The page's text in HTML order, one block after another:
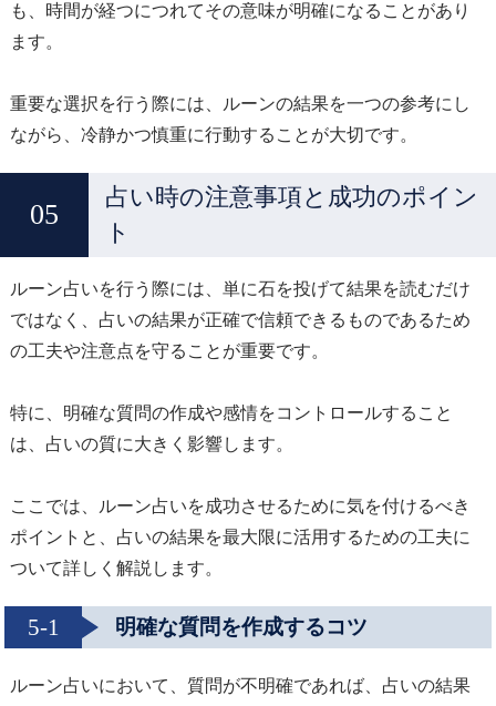
も、時間が経つにつれてその意味が明確になることがあり
ます。
重要な選択を行う際には、ルーンの結果を一つの参考にし
ながら、冷静かつ慎重に行動することが大切です。
占い時の注意事項と成功のポイン
ト
ルーン占いを行う際には、単に石を投げて結果を読むだけ
ではなく、占いの結果が正確で信頼できるものであるため
の工夫や注意点を守ることが重要です。
特に、明確な質問の作成や感情をコントロールすること
は、占いの質に大きく影響します。
ここでは、ルーン占いを成功させるために気を付けるべき
ポイントと、占いの結果を最大限に活用するための工夫に
ついて詳しく解説します。
5-1 明確な質問を作成するコツ
ルーン占いにおいて、質問が不明確であれば、占いの結果